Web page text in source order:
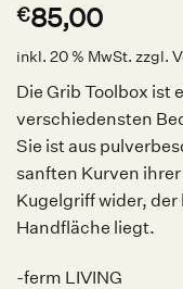
€85,00
inkl. 20 % MwSt. zzgl.
Die Grib Toolbox ist
verschiedensten
Sie ist aus
sanften Kurven
Kugelgriff wider,
Handfläche liegt.
-ferm LIVING